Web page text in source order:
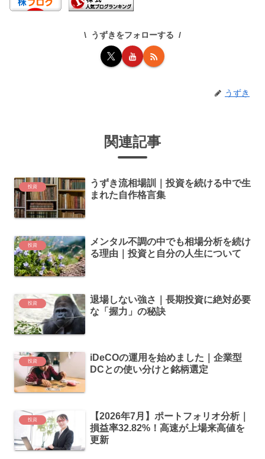
o
うずきをフォローする
うずき
関連記事
投資
うずき流相場訓｜投資を続ける中で生
まれた自作格言集
投資
メンタル不調の中でも相場分析を続け
る理由｜投資と自分の人生について
投資
退場しない強さ｜長期投資に絶対必要
な「握力」の秘訣
投資
iDeCOの運用を始めました｜企業型
DCとの使い分けと銘柄選定
投資
【2026年7月】ポートフォリオ分析｜
損益率32.82%！高速が上場来高値を
更新